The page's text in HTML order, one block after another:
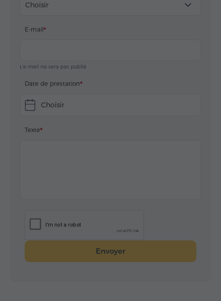
Choisir
E-mail
L'e-mail ne sera pas publié
Date de prestation
Choisir
Texte
Envoyer